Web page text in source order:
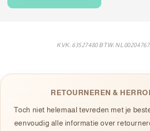
KVK: 63527480 BTW:
RETOURNEREN &
Toch niet helemaal tevreden met je
eenvoudig alle informatie over